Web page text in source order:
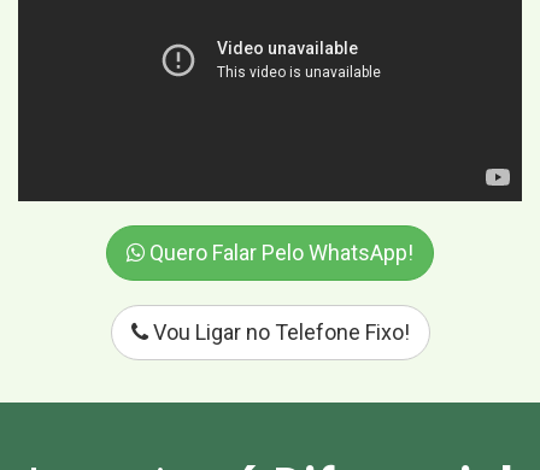
Quero Falar Pelo WhatsApp!
Vou Ligar no Telefone Fixo!